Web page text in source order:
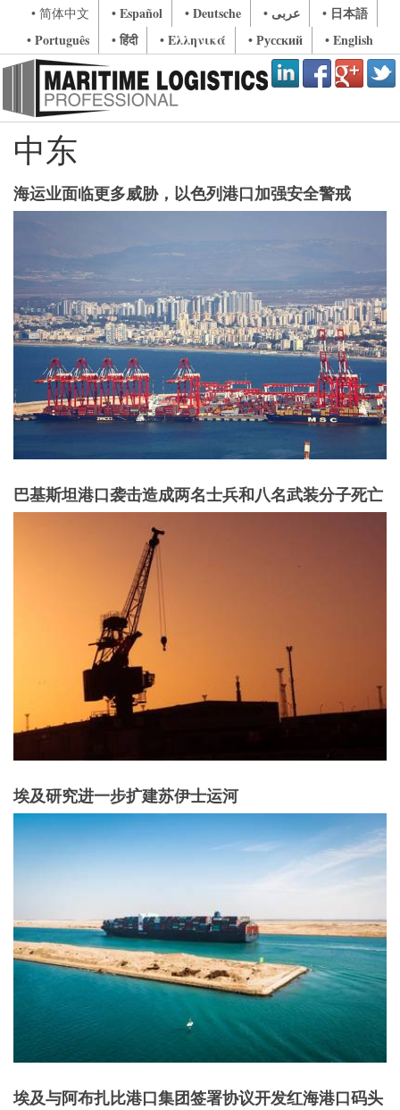
• 简体中文 • Español • Deutsche • عربى
• 日本語
• Português
• हिंदी • Ελληνικά • Русский • English
中东
海运业面临更多威胁，以色列港口加强安全警戒
巴基斯坦港口袭击造成两名士兵和八名武装分子死亡
埃及研究进一步扩建苏伊士运河
埃及与阿布扎比港口集团签署协议开发红海港口码头